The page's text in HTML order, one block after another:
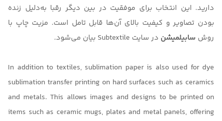
دارید. این انتخاب برای موفقیت در بین دیگر رقبا به‌دلیل زنده
بودن تصاویر و کیفیت بالای آن‌‌ها قابل تامل است. مزیت چاپ با
روش سابیلمیشن در سایت Subtextile بیان می‌شود.
In addition to textiles, sublimation paper is also used for dye
sublimation transfer printing on hard surfaces such as ceramics
and metals. This allows images and designs to be printed on
items such as ceramic mugs, plates and metal panels, offering